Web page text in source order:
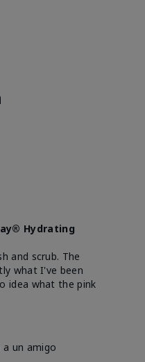
Hydrating
and scrub. The
what I've been
idea what the pink
a un amigo